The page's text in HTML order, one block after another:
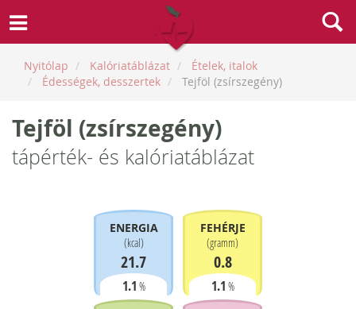
Nyitólap Kalóriatáblázat
Ételek, italok
Édességek, desszertek
Tejföl (zsírszegény)
Tejföl (zsírszegény)
tápérték- és kalóriatáblázat
ENERGIA
(kcal)
21.7
1.1 %
FEHÉRJE
(gramm)
0.8
1.1 %